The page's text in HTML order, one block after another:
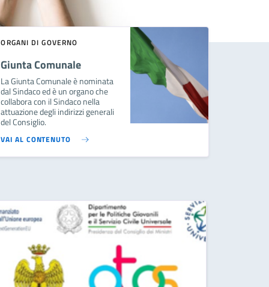
ORGANI DI GOVERNO
Giunta Comunale
La Giunta Comunale è nominata
dal Sindaco ed è un organo che
collabora con il Sindaco nella
attuazione degli indirizzi generali
del Consiglio.
VAI AL CONTENUTO